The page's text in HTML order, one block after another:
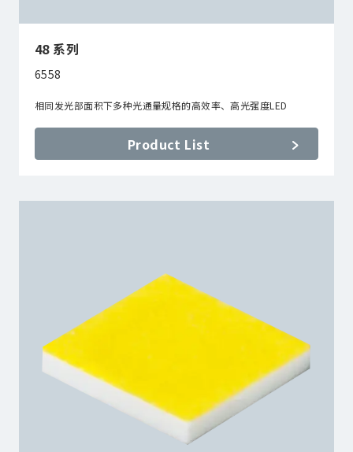
48 系列
6558
相同发光部面积下多种光通量规格的高效率、高光强度LED
Product List